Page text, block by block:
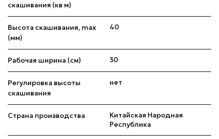
скашивания (кв м)
Высота скашивания, max
(мм)
40
Рабочая ширина (см) 30
Регулировка высоты
скашивания
нет
Страна производства
Китайская Народная
Республика